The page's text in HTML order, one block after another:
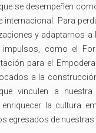
se desempeñen
Para
y adaptarnos
como el
para el
a la
vinculen a
la cultura
egresados de nuestras